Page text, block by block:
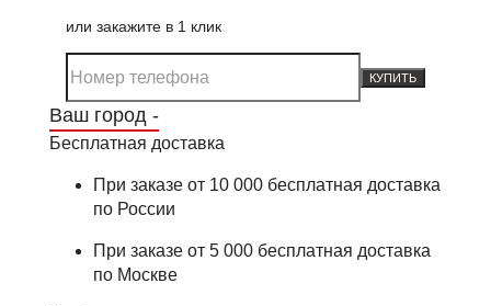
или закажите в 1 клик
КУПИТЬ
Ваш город -
Бесплатная доставка
При заказе от 10 000 бесплатная доставка
по России
При заказе от 5 000 бесплатная доставка
по Москве